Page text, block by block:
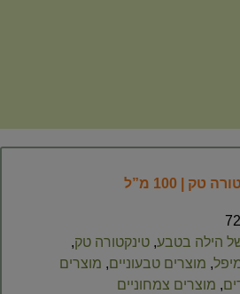
| 100 מ”ל
הילה בטבע, טינקטורה טק,
, מוצרים טבעוניים, מוצרים
, מוצרים צמחוניים